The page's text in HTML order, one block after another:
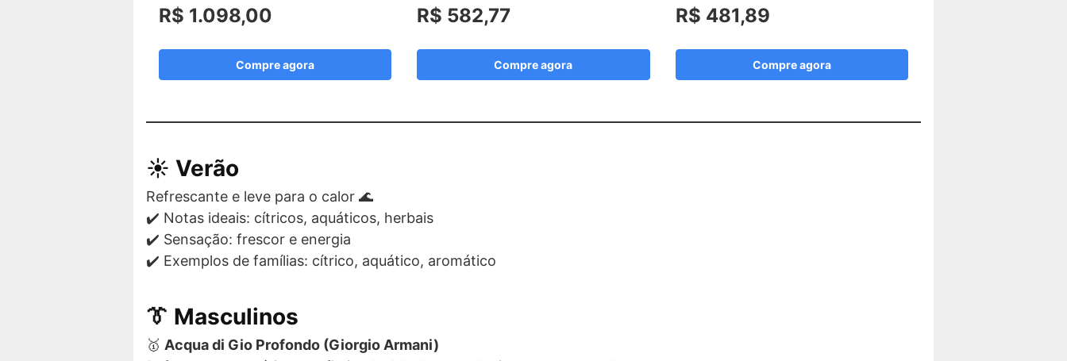
R$ 1.098,00
Compre agora
R$ 582,77
Compre agora
R$ 481,89
Compre agora
☀️ Verão
Refrescante e leve para o calor 🌊
✔️ Notas ideais: cítricos, aquáticos, herbais
✔️ Sensação: frescor e energia
✔️ Exemplos de famílias: cítrico, aquático, aromático
👔 Masculinos
🥇 Acqua di Gio Profondo (Giorgio Armani)